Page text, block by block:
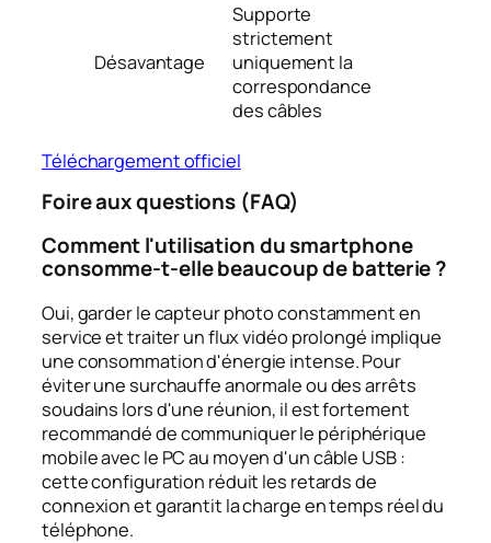
Désavantage
Supporte
strictement
uniquement la
correspondance
des câbles
Téléchargement officiel
Foire aux questions (FAQ)
Comment l'utilisation du smartphone
consomme-t-elle beaucoup de batterie ?
Oui, garder le capteur photo constamment en
service et traiter un flux vidéo prolongé implique
une consommation d'énergie intense. Pour
éviter une surchauffe anormale ou des arrêts
soudains lors d'une réunion, il est fortement
recommandé de communiquer le périphérique
mobile avec le PC au moyen d'un câble USB :
cette configuration réduit les retards de
connexion et garantit la charge en temps réel du
téléphone.